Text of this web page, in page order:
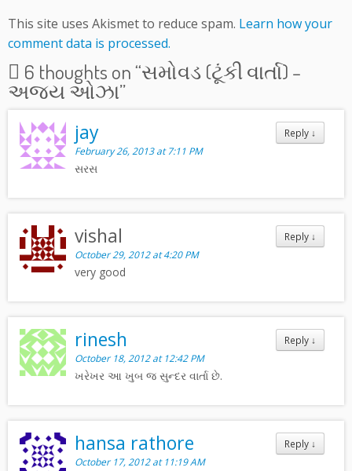
This site uses Akismet to reduce spam. Learn how your
comment data is processed.
6 thoughts on “સમોવડ (ટૂંકી વાર્તા) –
અજય ઓઝા”
Reply ↓
jay
February 26, 2013 at 7:11 PM
સરસ
Reply ↓
vishal
October 29, 2012 at 4:20 PM
very good
Reply ↓
rinesh
October 18, 2012 at 12:42 PM
ખરેખર આ ખુબ જ સુન્દર વાર્તા છે.
Reply ↓
hansa rathore
October 17, 2012 at 11:19 AM